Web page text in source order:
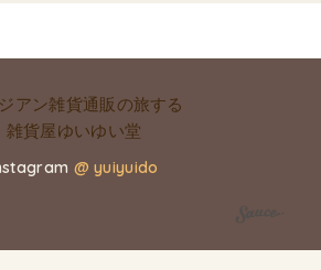
@ yuiyuido